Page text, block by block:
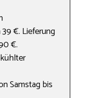
€. Lieferung
€.
Samstag bis